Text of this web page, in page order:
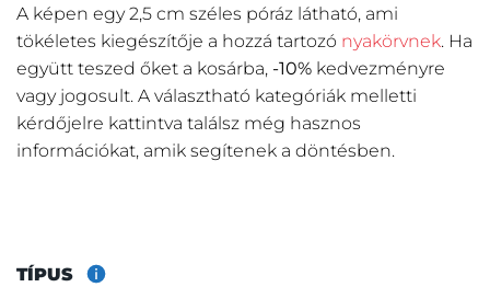
A képen egy 2,5 cm széles póráz látható, ami
tökéletes kiegészítője a hozzá tartozó nyakörvnek. Ha
együtt teszed őket a kosárba, -10% kedvezményre
vagy jogosult. A választható kategóriák melletti
kérdőjelre kattintva találsz még hasznos
információkat, amik segítenek a döntésben.
TÍPUS